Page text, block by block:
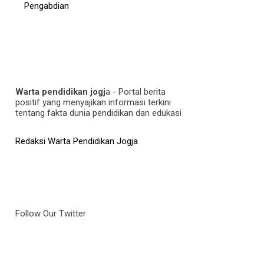
Pengabdian
Warta pendidikan jogja - Portal berita
positif yang menyajikan informasi terkini
tentang fakta dunia pendidikan dan edukasi
Redaksi Warta Pendidikan Jogja
Follow Our Twitter